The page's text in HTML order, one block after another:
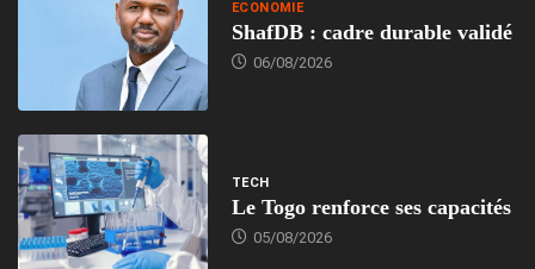
ECONOMIE
ShafDB : cadre durable validé
06/08/2026
TECH
Le Togo renforce ses capacités
05/08/2026